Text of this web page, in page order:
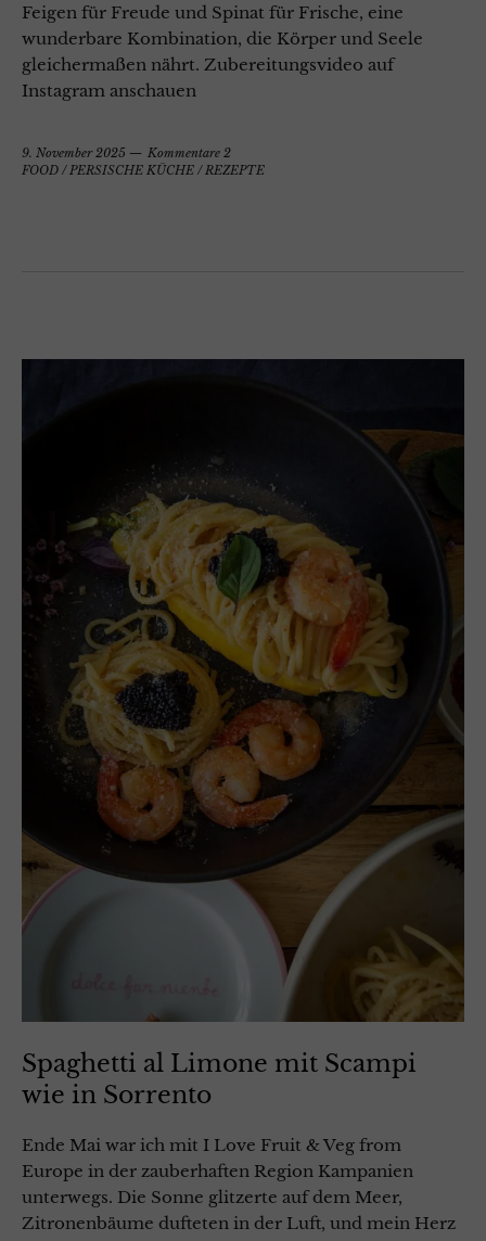
Feigen für Freude und Spinat für Frische, eine
wunderbare Kombination, die Körper und Seele
gleichermaßen nährt. Zubereitungsvideo auf
Instagram anschauen
9. November 2025
Kommentare 2
FOOD / PERSISCHE KÜCHE / REZEPTE
Spaghetti al Limone mit Scampi
wie in Sorrento
Ende Mai war ich mit I Love Fruit & Veg from
Europe in der zauberhaften Region Kampanien
unterwegs. Die Sonne glitzerte auf dem Meer,
Zitronenbäume dufteten in der Luft, und mein Herz